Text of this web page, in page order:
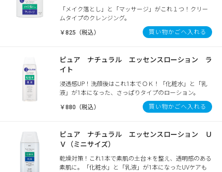
「メイク落とし」と「マッサージ」がこれ１つ！クリー
ムタイプのクレンジング。
￥825（税込） 買い物かごへ入れる
ピュア ナチュラル エッセンスローション ラ
イト
浸透感UP！洗顔後はこれ1本でＯＫ！「化粧水」と「乳
液」が1本になった、さっぱりタイプのローション。
￥880（税込） 買い物かごへ入れる
ピュア ナチュラル エッセンスローション Ｕ
Ｖ（ミニサイズ）
乾燥対策！これ1本で素肌の土台＊を整え、透明感のある
素肌に。「化粧水」と「乳液」が1本になったUVケアも